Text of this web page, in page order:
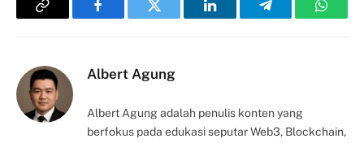
Copy
FacebookTwitter LinkedInTelegram
Albert Agung
Albert Agung adalah penulis konten yang
berfokus pada edukasi seputar Web3, Blockchain,